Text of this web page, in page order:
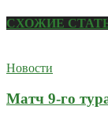
СХОЖИЕ
Новости
Матч 9-го